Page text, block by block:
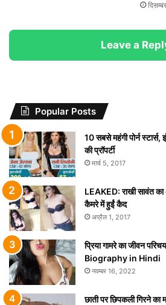
Leave a
Popular Posts
10 सबसे महंगी पोर्न
की प्रॉपर्टी
मार्च 5, 2017
LEAKED: राखी सावंत
कैमरे में हुईं कैद
अप्रैल 1, 2017
प्रिया गामरे का जीवन
Biography in Hindi
नवम्बर 16, 2022
छाती पर छिपकली गिरने